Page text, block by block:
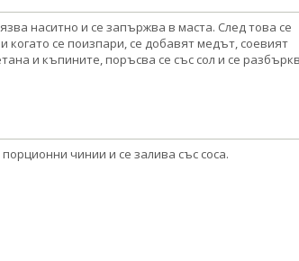
наситно и се запържва в маста. След това се
когато се поизпари, се добавят медът, соевият
и къпините, поръсва се със сол и се
чинии и се залива със соса.